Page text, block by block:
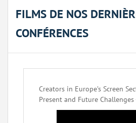
FILMS DE NOS
CONFÉRENCES
Creators in Europe’s Screen
Present and Future Challenges